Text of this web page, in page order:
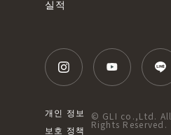
실적
개인 정보
보호 정책
© GLI co.,Ltd. All
Rights Reserved.